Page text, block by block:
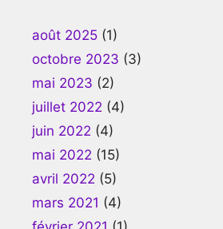
août 2025 (1)
octobre 2023 (3)
mai 2023 (2)
juillet 2022 (4)
juin 2022 (4)
mai 2022 (15)
avril 2022 (5)
mars 2021 (4)